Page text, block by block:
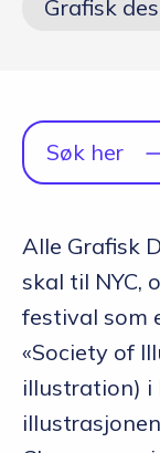
Grafisk
Søk her
Alle Grafisk
skal til NYC,
festival som
«Society of
illustration) i